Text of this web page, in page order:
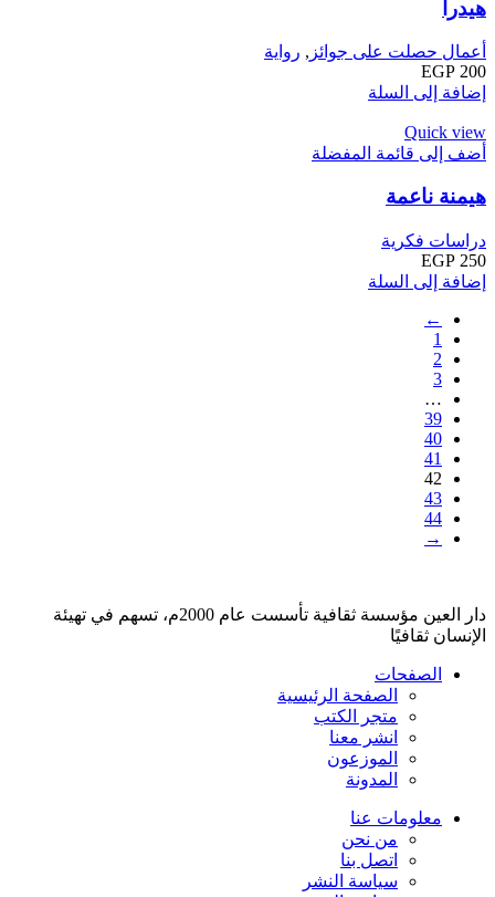
هيدرا
أعمال حصلت على جوائز , رواية
EGP 200
إضافة إلى السلة
Quick view
أضف إلى قائمة المفضلة
هيمنة ناعمة
دراسات فكرية
EGP 250
إضافة إلى السلة
←
1
2
3
…
39
40
41
42
43
44
→
دار العين مؤسسة ثقافية تأسست عام 2000م، تسهم في تهيئة
الإنسان ثقافيًا
الصفحات
الصفحة الرئيسية
متجر الكتب
انشر معنا
الموزعون
المدونة
معلومات عنا
من نحن
اتصل بنا
سياسة النشر